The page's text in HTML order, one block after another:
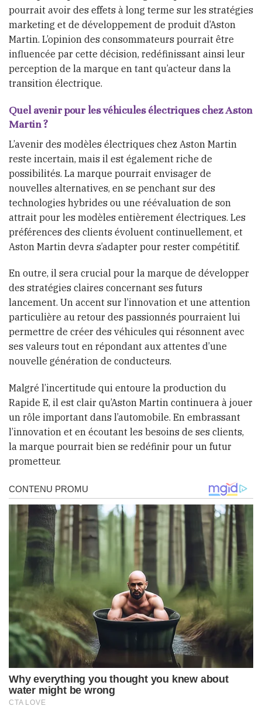
pourrait avoir des effets à long terme sur les stratégies
marketing et de développement de produit d’Aston
Martin. L’opinion des consommateurs pourrait être
influencée par cette décision, redéfinissant ainsi leur
perception de la marque en tant qu’acteur dans la
transition électrique.
Quel avenir pour les véhicules électriques chez Aston
Martin ?
L’avenir des modèles électriques chez Aston Martin
reste incertain, mais il est également riche de
possibilités. La marque pourrait envisager de
nouvelles alternatives, en se penchant sur des
technologies hybrides ou une réévaluation de son
attrait pour les modèles entièrement électriques. Les
préférences des clients évoluent continuellement, et
Aston Martin devra s’adapter pour rester compétitif.
En outre, il sera crucial pour la marque de développer
des stratégies claires concernant ses futurs
lancement. Un accent sur l’innovation et une attention
particulière au retour des passionnés pourraient lui
permettre de créer des véhicules qui résonnent avec
ses valeurs tout en répondant aux attentes d’une
nouvelle génération de conducteurs.
Malgré l’incertitude qui entoure la production du
Rapide E, il est clair qu’Aston Martin continuera à jouer
un rôle important dans l’automobile. En embrassant
l’innovation et en écoutant les besoins de ses clients,
la marque pourrait bien se redéfinir pour un futur
prometteur.